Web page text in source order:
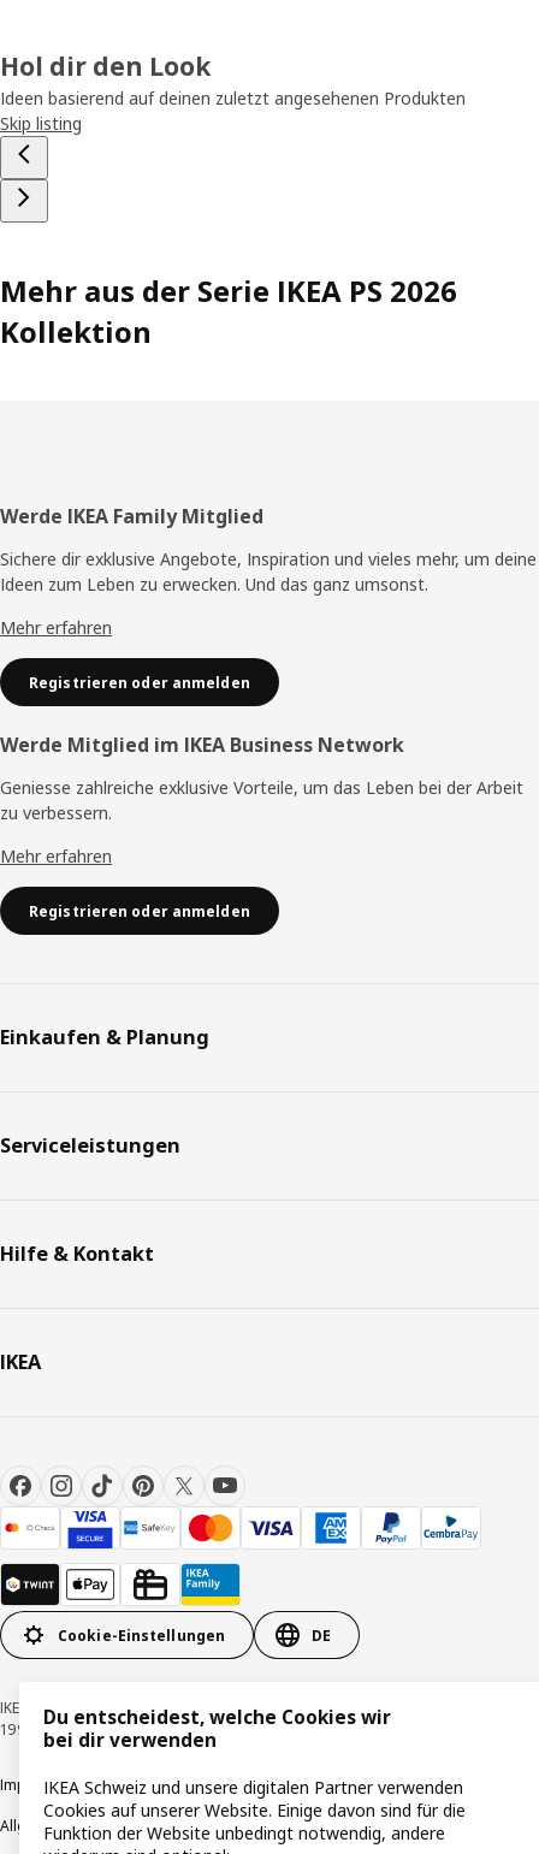
Hol dir den Look
Ideen basierend auf deinen zuletzt angesehenen Produkten
Skip listing
Mehr aus der Serie IKEA PS 2026
Kollektion
Fusszeile
Werde IKEA Family Mitglied
Sichere dir exklusive Angebote, Inspiration und vieles mehr, um deine
Ideen zum Leben zu erwecken. Und das ganz umsonst.
Mehr erfahren
Registrieren oder anmelden
Werde Mitglied im IKEA Business Network
Geniesse zahlreiche exklusive Vorteile, um das Leben bei der Arbeit
zu verbessern.
Mehr erfahren
Registrieren oder anmelden
Einkaufen & Planung
Serviceleistungen
Hilfe & Kontakt
IKEA
Cookie-Einstellungen DE
IKEA Schweiz - Müslistrasse 16, 8957 Spreitenbach © Inter IKEA Systems B.V.
1999-2026
Impressum / Datenschutzerklärung CookiesVerantwortungsvolle Offenlegung
Allgemeine Geschäftsbedingungen
Du entscheidest, welche Cookies wir
bei dir verwenden
IKEA Schweiz und unsere digitalen Partner verwenden
Cookies auf unserer Website. Einige davon sind für die
Funktion der Website unbedingt notwendig, andere